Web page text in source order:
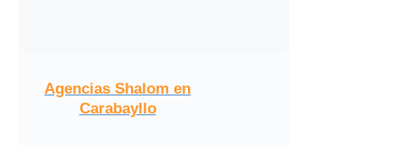
Agencias Shalom en
Carabayllo